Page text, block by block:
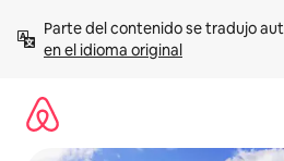
contenido
Parte del contenido se tradujo
en el idioma original